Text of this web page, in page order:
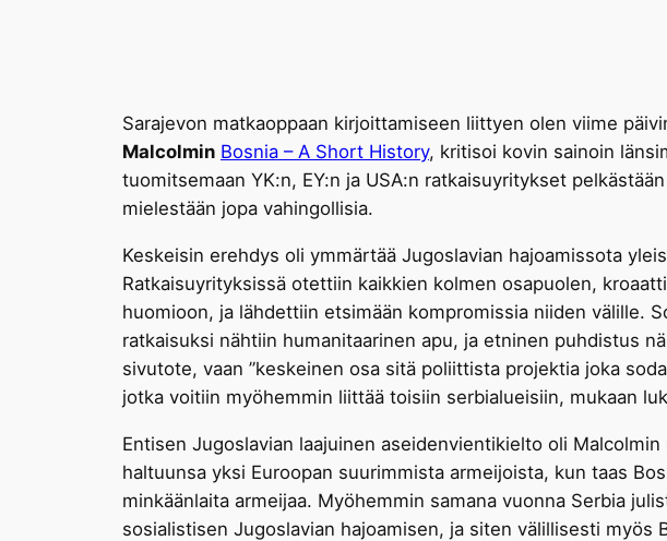
Sarajevon matkaoppaan kirjoittamiseen liittyen olen viime
Malcolmin Bosnia – A Short History, kritisoi kovin sainoin
tuomitsemaan YK:n, EY:n ja USA:n ratkaisuyritykset
mielestään jopa vahingollisia.
Keskeisin erehdys oli ymmärtää Jugoslavian hajoamissota
Ratkaisuyrityksissä otettiin kaikkien kolmen osapuolen,
huomioon, ja lähdettiin etsimään kompromissia niiden välille.
ratkaisuksi nähtiin humanitaarinen apu, ja etninen puhdistus
sivutote, vaan ”keskeinen osa sitä poliittista projektia joka
jotka voitiin myöhemmin liittää toisiin serbialueisiin, mukaan
Entisen Jugoslavian laajuinen aseidenvientikielto oli
haltuunsa yksi Euroopan suurimmista armeijoista, kun taas
minkäänlaita armeijaa. Myöhemmin samana vuonna Serbia
sosialistisen Jugoslavian hajoamisen, ja siten välillisesti